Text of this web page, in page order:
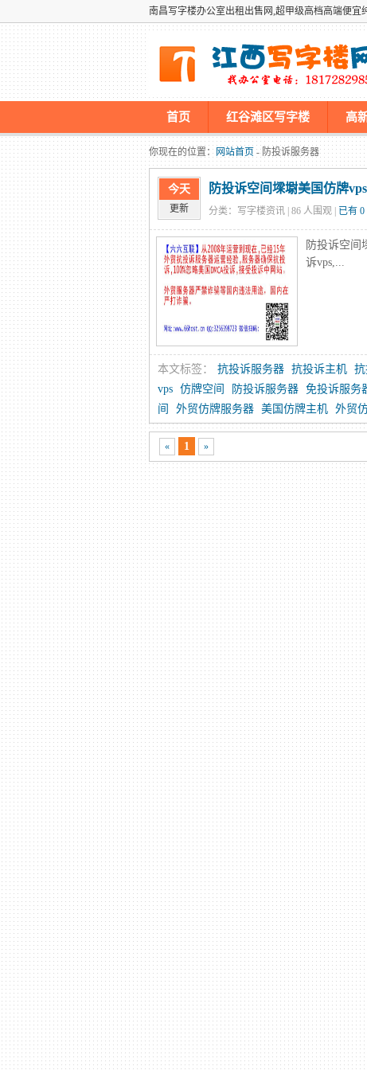
南昌写字楼办公室出租出售网,超甲级高档高端便
首页 红谷滩区写字楼 高
墡墢美国仿牌vps推荐仿牌空间主机
你现在的位置： 网站首页 - 防投诉服务器
今天
更新
防投诉空间墚墛美国仿牌
分类：写字楼资讯 | 86 人围观 | 已有
防投诉空间
诉vps,...
本文标签： 抗投诉服务器 抗投诉主机 抗
vps 仿牌空间 防投诉服务器 免投诉服务
间
外贸仿牌服务器 美国仿牌主机 外贸
« 1 »